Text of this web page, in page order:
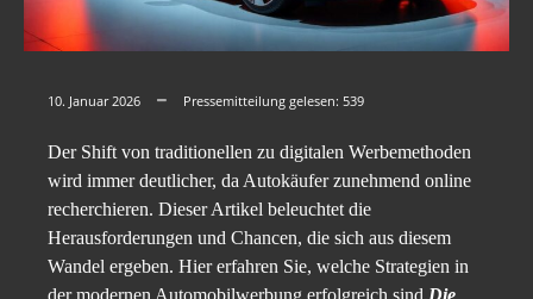
10. Januar 2026 Pressemitteilung gelesen: 539
Der Shift von traditionellen zu digitalen Werbemethoden
wird immer deutlicher, da Autokäufer zunehmend online
recherchieren. Dieser Artikel beleuchtet die
Herausforderungen und Chancen, die sich aus diesem
Wandel ergeben. Hier erfahren Sie, welche Strategien in
der modernen Automobilwerbung erfolgreich sind.Die